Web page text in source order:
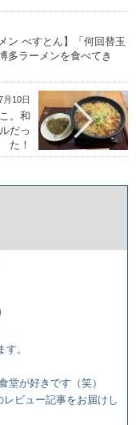
ン べすとん】「何回替玉
多ラーメンを食べてき
月10日
。和
だっ
た！
。
堂が好きです（笑）
ビュー記事をお届けし